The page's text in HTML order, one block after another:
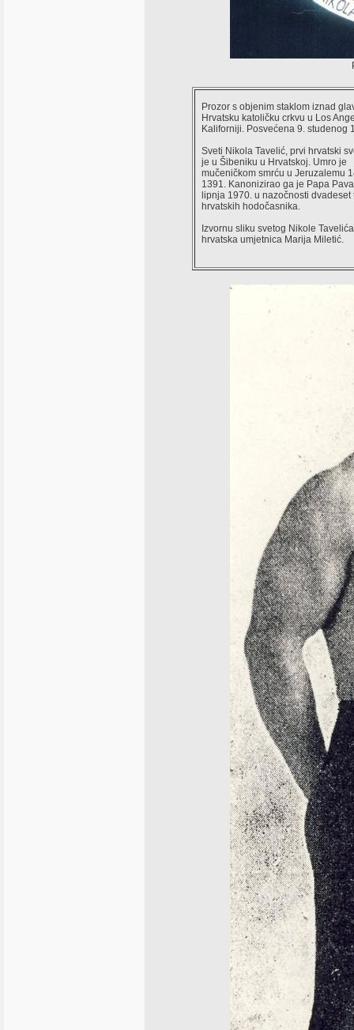
Prozor s objenim staklom iznad
Hrvatsku katoličku crkvu u Los
Kaliforniji. Posvećena 9. studenog
Sveti Nikola Tavelić, prvi hrvatski
je u Šibeniku u Hrvatskoj. Umro je
mučeničkom smrću u Jeruzalemu
1391. Kanonizirao ga je Papa
lipnja 1970. u nazočnosti dvadeset
hrvatskih hodočasnika.
Izvornu sliku svetog Nikole
hrvatska umjetnica Marija Miletić.